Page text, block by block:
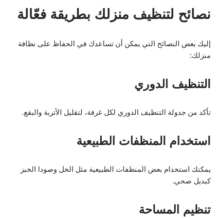
نصائح لتنظيف منزلك بطريقة فعّالة
إليك بعض النصائح التي يمكن أن تساعدك في الحفاظ على نظافة
منزلك:
التنظيف الدوري
تأكد من جدولة التنظيف الدوري لكل غرفة، لتقليل الأتربة والبقع.
استخدام المنظفات الطبيعية
يمكنك استخدام بعض المنظفات الطبيعية مثل الخل وصودا الخبز
كبديل صحي.
تنظيم المساحة